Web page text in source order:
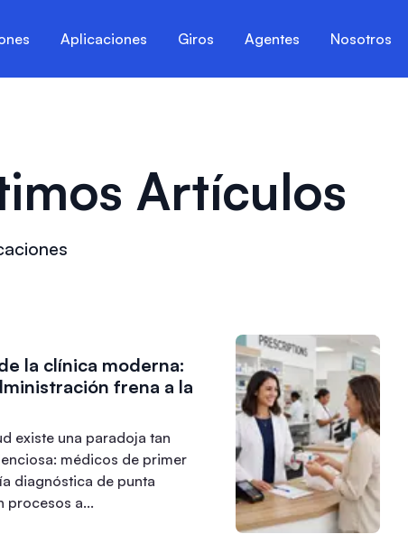
Aplicaciones Giros Agentes Nosotros
Artículos
la clínica moderna:
frena a la
existe una paradoja tan
médicos de primer
diagnóstica de punta
procesos a...